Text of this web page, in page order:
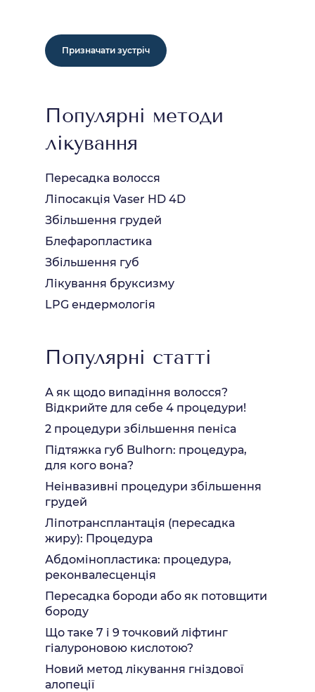
Призначати зустріч
Популярні методи
лікування
Пересадка волосся
Ліпосакція Vaser HD 4D
Збільшення грудей
Блефаропластика
Збільшення губ
Лікування бруксизму
LPG ендермологія
Популярні статті
А як щодо випадіння волосся?
Відкрийте для себе 4 процедури!
2 процедури збільшення пеніса
Підтяжка губ Bulhorn: процедура,
для кого вона?
Неінвазивні процедури збільшення
грудей
Ліпотрансплантація (пересадка
жиру): Процедура
Абдомінопластика: процедура,
реконвалесценція
Пересадка бороди або як потовщити
бороду
Що таке 7 і 9 точковий ліфтинг
гіалуроновою кислотою?
Новий метод лікування гніздової
алопеції